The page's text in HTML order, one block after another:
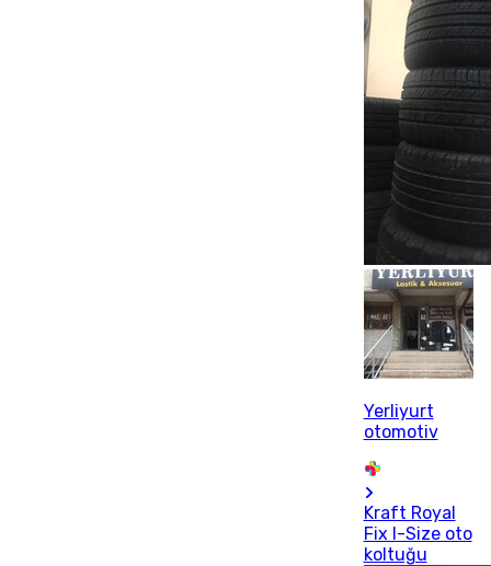
Yerliyurt
otomotiv
Kraft Royal
Fix I-Size oto
koltuğu